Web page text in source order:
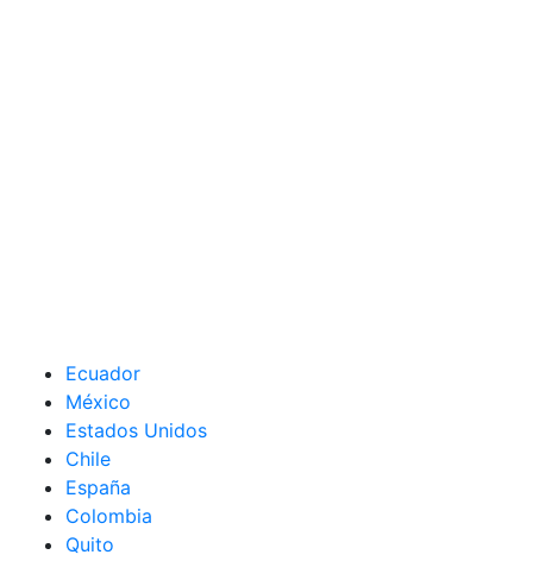
Ecuador
México
Estados Unidos
Chile
España
Colombia
Quito